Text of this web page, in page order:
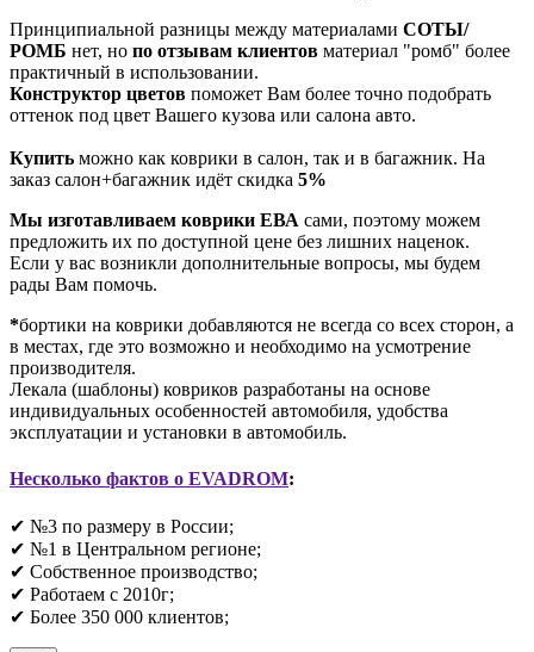
Принципиальной разницы между материалами СОТЫ/
РОМБ нет, но по отзывам клиентов материал "ромб" более
практичный в использовании.
Конструктор цветов поможет Вам более точно подобрать
оттенок под цвет Вашего кузова или салона авто.
Купить можно как коврики в салон, так и в багажник. На
заказ салон+багажник идёт скидка 5%
Мы изготавливаем коврики ЕВА сами, поэтому можем
предложить их по доступной цене без лишних наценок.
Если у вас возникли дополнительные вопросы, мы будем
рады Вам помочь.
*бортики на коврики добавляются не всегда со всех сторон, а
в местах, где это возможно и необходимо на усмотрение
производителя.
Лекала (шаблоны) ковриков разработаны на основе
индивидуальных особенностей автомобиля, удобства
эксплуатации и установки в автомобиль.
Несколько фактов о EVADROM:
✔ №3 по размеру в России;
✔ №1 в Центральном регионе;
✔ Собственное производство;
✔ Работаем с 2010г;
✔ Более 350 000 клиентов;​